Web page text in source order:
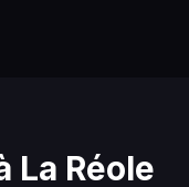
La Réole